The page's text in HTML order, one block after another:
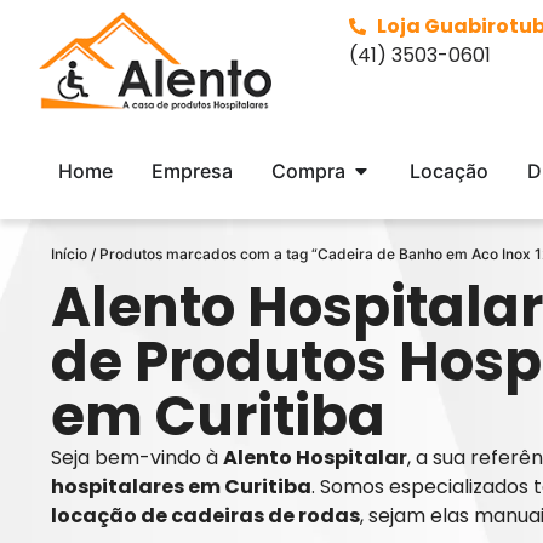
Loja
(41) 3503-0601
Home Empresa Compra Locação
Início / Produtos marcados com a tag “Cadeira de Banho em Aco Inox
Alento
de Produtos
em Curitiba
Seja bem-vindo àAlento Hospitalar, a sua
hospitalares em Curitiba. Somos
locação de cadeiras de rodas, sejam elas